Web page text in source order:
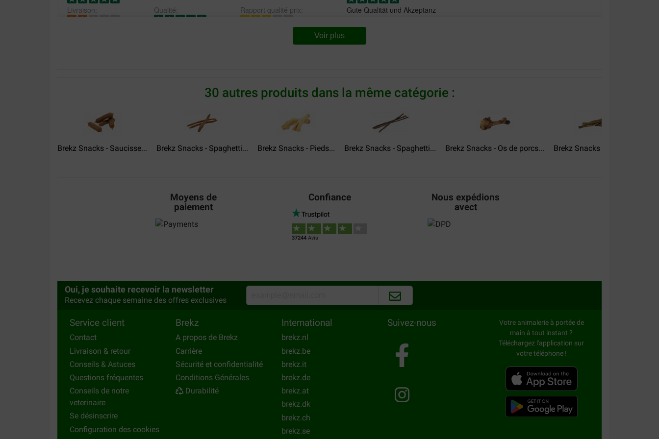
Livraison: Qualité: Rapport qualité prix:
Bezorger DHL zet bestelling in de regen voor de deur. Terwijl we thuis waren
Gute Qualität und Akzeptanz
Snelle bezorging, goede ervaring met Brekz
Honden zijn er gek op
Voir plus
30 autres produits dans la même catégorie :
Brekz Snacks - Saucisse... Brekz Snacks - Spaghetti... Brekz Snacks - Pieds... Brekz Snacks - Spaghetti... Brekz Snacks - Os de porcs... Brekz Snacks - Panse...
Moyens de
paiement
Confiance
37244Avis
Nous expédions
avect
Oui, je souhaite recevoir la newsletter
Recevez chaque semaine des offres exclusives
Service client
Contact
Livraison & retour
Conseils & Astuces
Questions fréquentes
Conseils de notre
veterinaire
Se désinscrire
Configuration des cookies
Brekz
A propos de Brekz
Carrière
Sécurité et confidentialité
Conditions Générales
Durabilité
International
brekz.nl
brekz.be
brekz.it
brekz.de
brekz.at
brekz.dk
brekz.ch
brekz.se
Suivez-nous
Votre animalerie à portée de
main à tout instant ?
Téléchargez l'application sur
votre téléphone !